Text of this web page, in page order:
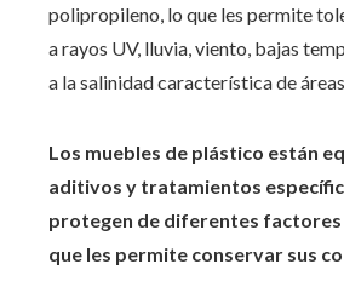
polipropileno, lo que les permite
a rayos UV, lluvia, viento, bajas
a la salinidad característica de
Los muebles de plástico están
aditivos y tratamientos
protegen de diferentes factores
que les permite conservar sus